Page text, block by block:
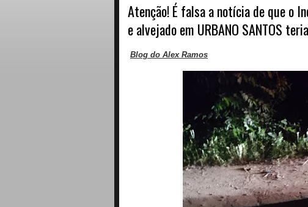
Atenção! É falsa a notícia de que o
e alvejado em URBANO SANTOS
Blog do Alex Ramos